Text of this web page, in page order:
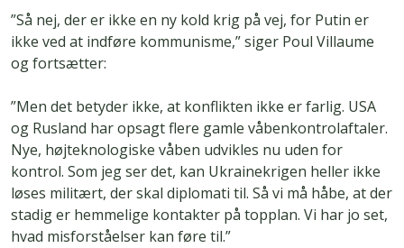
”Så nej, der er ikke en ny kold krig på vej, for Putin er
ikke ved at indføre kommunisme,” siger Poul Villaume
og fortsætter:
”Men det betyder ikke, at konflikten ikke er farlig. USA
og Rusland har opsagt flere gamle våbenkontrolaftaler.
Nye, højteknologiske våben udvikles nu uden for
kontrol. Som jeg ser det, kan Ukrainekrigen heller ikke
løses militært, der skal diplomati til. Så vi må håbe, at der
stadig er hemmelige kontakter på topplan. Vi har jo set,
hvad misforståelser kan føre til.”